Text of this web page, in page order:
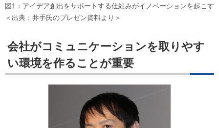
図1：アイデア創出をサポートする仕組みがイノベーションを起こす
＜出典：井手氏のプレゼン資料より＞
会社がコミュニケーションを取りやす
い環境を作ることが重要